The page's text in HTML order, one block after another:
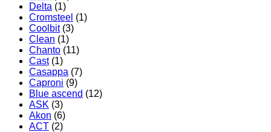
Delta (1)
Cromsteel (1)
Coolbit (3)
Clean (1)
Chanto (11)
Cast (1)
Casappa (7)
Caproni (9)
Blue ascend (12)
ASK (3)
Akon (6)
ACT (2)